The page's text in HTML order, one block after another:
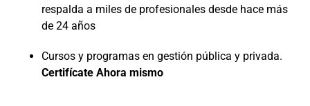
respalda a miles de profesionales desde hace más
de 24 años
Cursos y programas en gestión pública y privada.
Certifícate Ahora mismo